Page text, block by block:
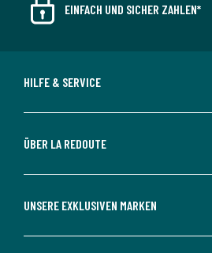
EINFACH UND SICHER ZAHLEN*
HILFE & SERVICE
ÜBER LA REDOUTE
UNSERE EXKLUSIVEN MARKEN